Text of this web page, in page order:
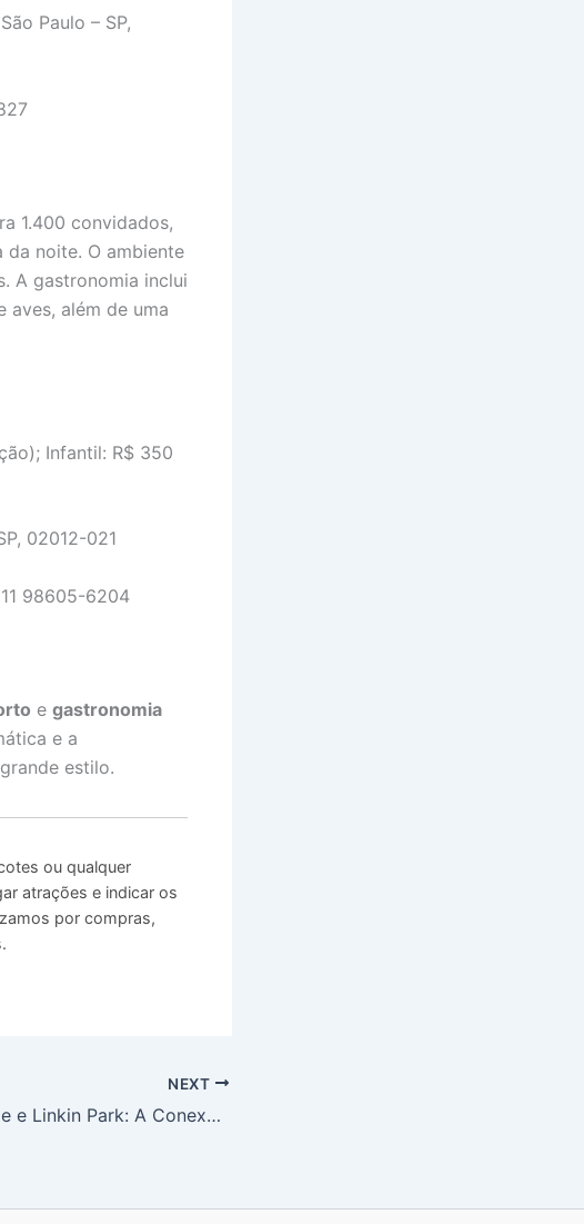
Paulo – SP,
1.400 convidados,
noite. O ambiente
A gastronomia inclui
aves, além de uma
Infantil: R$ 350
02012-021
98605-6204
e gastronomia
e a
estilo.
ou qualquer
atrações e indicar os
por compras,
NEXT
Bring Me e Linkin Park: A Conexão que Você Precisa Conhecer